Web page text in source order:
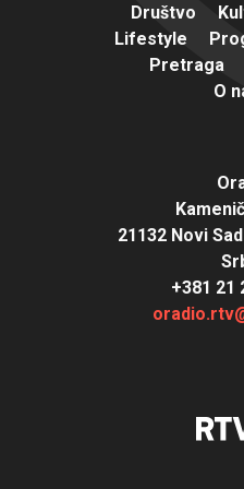
Društvo
Lifestyle
Pretraga
O
21132 Novi
+381 21